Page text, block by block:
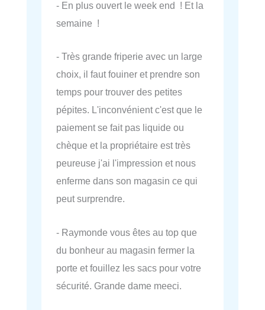
- En plus ouvert le week end ! Et la
semaine !
- Très grande friperie avec un large
choix, il faut fouiner et prendre son
temps pour trouver des petites
pépites. L'inconvénient c'est que le
paiement se fait pas liquide ou
chèque et la propriétaire est très
peureuse j'ai l'impression et nous
enferme dans son magasin ce qui
peut surprendre.
- Raymonde vous êtes au top que
du bonheur au magasin fermer la
porte et fouillez les sacs pour votre
sécurité. Grande dame meeci.